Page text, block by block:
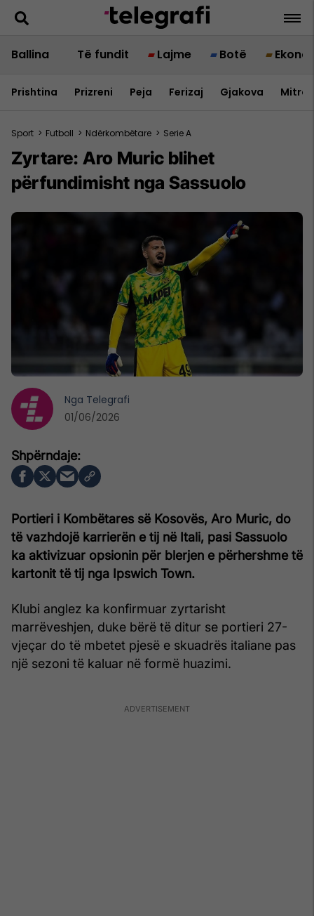
Ballina Të fundit Lajme Botë
Prishtina Prizreni Peja Ferizaj Gjakova
Sport > Futboll > Ndërkombëtare > Serie A
Zyrtare: Aro Muric blihet
përfundimisht nga Sassuolo
Portieri i Kombëtares së Kosovës, Aro Muric, do
të vazhdojë karrierën e tij në Itali, pasi Sassuolo
ka aktivizuar opsionin për blerjen e përhershme të
kartonit të tij nga Ipswich Town.
Klubi anglez ka konfirmuar zyrtarisht
marrëveshjen, duke bërë të ditur se portieri 27-
vjeçar do të mbetet pjesë e skuadrës italiane pas
një sezoni të kaluar në formë huazimi.
Nga Telegrafi
01/06/2026